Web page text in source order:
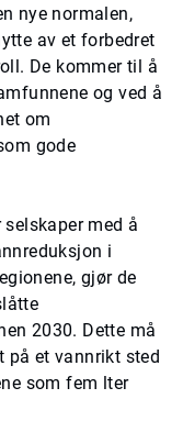
nye normalen,
av et forbedret
De kommer til å
og ved å
om
gode
med å
i
gjør de
2030. Dette må
på et vannrikt sted
som fem lter